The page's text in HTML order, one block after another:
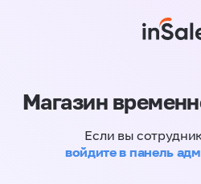
Магазин
Если вы
войдите в панель